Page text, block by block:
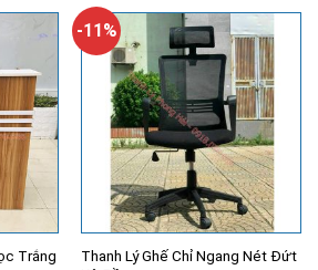
11,800,000₫.
Trắng
-11%
Thanh Lý Ghế Chỉ Ngang Nét Đứt